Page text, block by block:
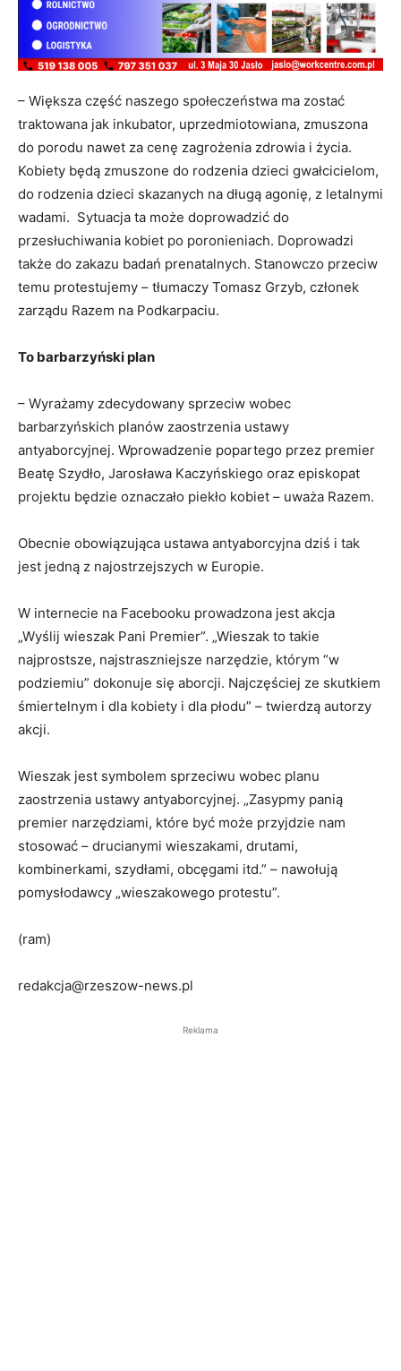
– Większa część naszego społeczeństwa ma zostać
traktowana jak inkubator, uprzedmiotowiana, zmuszona
do porodu nawet za cenę zagrożenia zdrowia i życia.
Kobiety będą zmuszone do rodzenia dzieci gwałcicielom,
do rodzenia dzieci skazanych na długą agonię, z letalnymi
wadami. Sytuacja ta może doprowadzić do
przesłuchiwania kobiet po poronieniach. Doprowadzi
także do zakazu badań prenatalnych. Stanowczo przeciw
temu protestujemy – tłumaczy Tomasz Grzyb, członek
zarządu Razem na Podkarpaciu.
To barbarzyński plan
– Wyrażamy zdecydowany sprzeciw wobec
barbarzyńskich planów zaostrzenia ustawy
antyaborcyjnej. Wprowadzenie popartego przez premier
Beatę Szydło, Jarosława Kaczyńskiego oraz episkopat
projektu będzie oznaczało piekło kobiet – uważa Razem.
Obecnie obowiązująca ustawa antyaborcyjna dziś i tak
jest jedną z najostrzejszych w Europie.
W internecie na Facebooku prowadzona jest akcja
„Wyślij wieszak Pani Premier”. „Wieszak to takie
najprostsze, najstraszniejsze narzędzie, którym “w
podziemiu” dokonuje się aborcji. Najczęściej ze skutkiem
śmiertelnym i dla kobiety i dla płodu” – twierdzą autorzy
akcji.
Wieszak jest symbolem sprzeciwu wobec planu
zaostrzenia ustawy antyaborcyjnej. „Zasypmy panią
premier narzędziami, które być może przyjdzie nam
stosować – drucianymi wieszakami, drutami,
kombinerkami, szydłami, obcęgami itd.” – nawołują
pomysłodawcy „wieszakowego protestu”.
(ram)
redakcja@rzeszow-news.pl
Reklama